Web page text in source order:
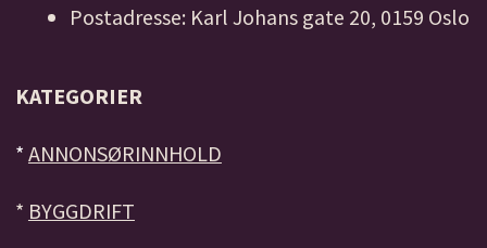
Postadresse: Karl Johans gate 20, 0159 Oslo
KATEGORIER
* ANNONSØRINNHOLD
* BYGGDRIFT